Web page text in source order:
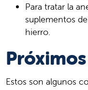
Para tratar la
suplementos
hierro.
Estos son algunos